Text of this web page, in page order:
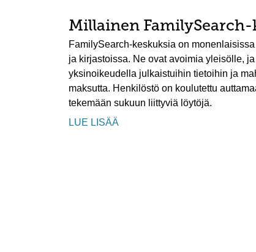
Millainen FamilySearch-
FamilySearch-keskuksia on
ja kirjastoissa. Ne ovat avoimia yleisölle,
yksinoikeudella julkaistuihin tietoihin ja
maksutta. Henkilöstö on koulutettu
tekemään sukuun liittyviä löytöjä.
LUE LISÄÄ